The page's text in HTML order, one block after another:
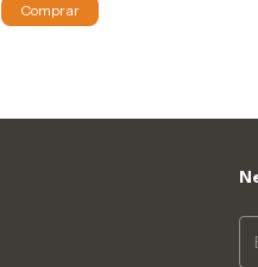
Comprar